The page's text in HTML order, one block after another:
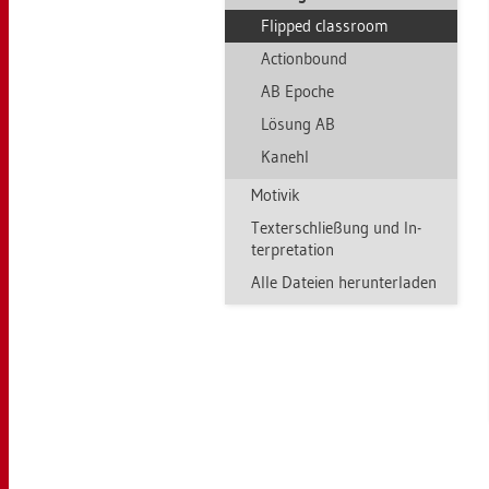
Flip­ped class­room
Ac­tion­bound
AB Epo­che
Lö­sung AB
Ka­nehl
Mo­ti­vik
Tex­ter­schlie­ßung und In­
ter­pre­ta­ti­on
Alle Da­tei­en her­un­ter­la­den